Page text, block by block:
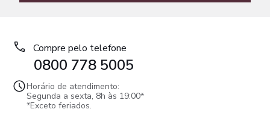
Compre pelo telefone
0800 778 5005
Horário de atendimento:
Segunda a sexta, 8h às 19:00*
*Exceto feriados.